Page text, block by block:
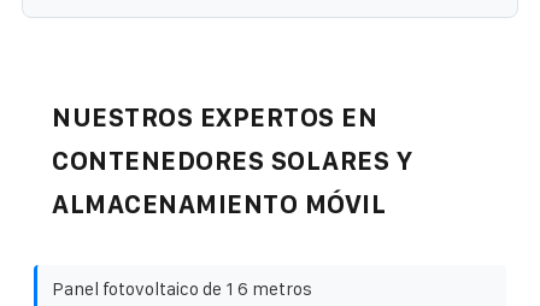
NUESTROS EXPERTOS EN
CONTENEDORES SOLARES Y
ALMACENAMIENTO MÓVIL
Panel fotovoltaico de 1 6 metros